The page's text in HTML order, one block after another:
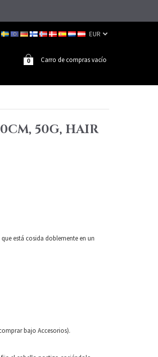
Carro de compras vacío
0
50G, HAIR
está cosida doblemente en un
bajo Accesorios).